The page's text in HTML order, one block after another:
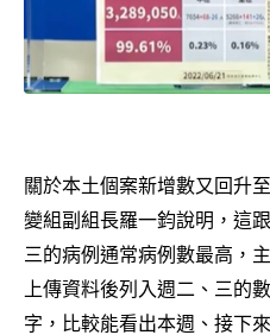
關於本土個案新增數又回升
變組副組長羅一鈞說明，這
三的病例通常病例數最高，
上傳資料後列入週二、三的
字，比較能看出本週、接下